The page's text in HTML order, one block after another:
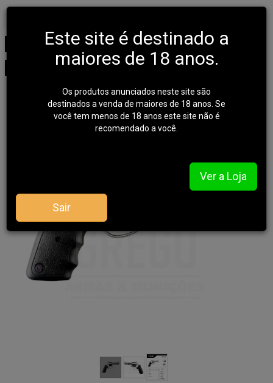
Revólver Taurus 838 4 -
Inox Alto Brilho .38 SPL
Este site é destinado a
maiores de 18 anos.
Os produtos anunciados neste site são
destinados a venda de maiores de 18 anos. Se
você tem menos de 18 anos este site não é
recomendado a você.
Ver a Loja
Sair